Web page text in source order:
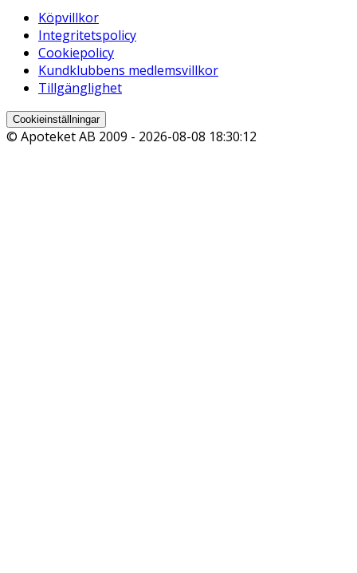
Köpvillkor
Integritetspolicy
Cookiepolicy
Kundklubbens medlemsvillkor
Tillgänglighet
Cookieinställningar
© Apoteket AB 2009 - 2026-08-08 18:30:12